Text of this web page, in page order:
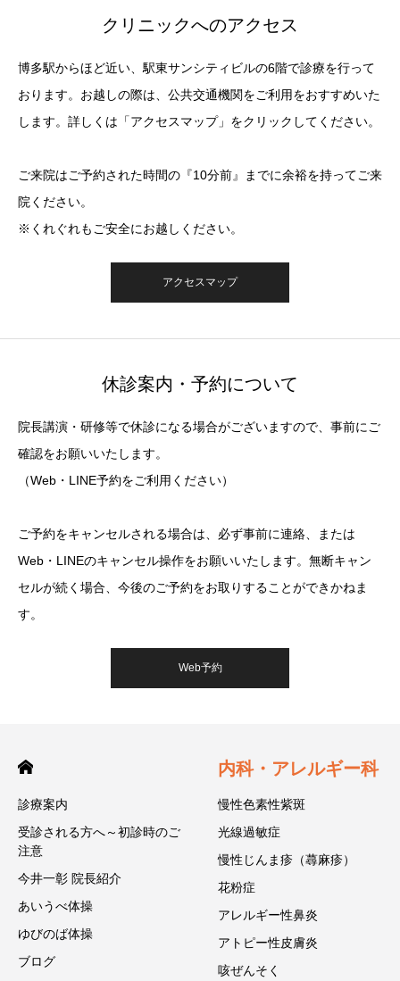
クリニックへのアクセス
博多駅からほど近い、駅東サンシティビルの6階で診療を行って
おります。お越しの際は、公共交通機関をご利用をおすすめいた
します。詳しくは「アクセスマップ」をクリックしてください。
ご来院はご予約された時間の『10分前』までに余裕を持ってご来
院ください。
※くれぐれもご安全にお越しください。
アクセスマップ
休診案内・予約について
院長講演・研修等で休診になる場合がございますので、事前にご
確認をお願いいたします。
（Web・LINE予約をご利用ください）
ご予約をキャンセルされる場合は、必ず事前に連絡、または
Web・LINEのキャンセル操作をお願いいたします。無断キャン
セルが続く場合、今後のご予約をお取りすることができかねま
す。
Web予約
診療案内
受診される方へ～初診時のご
注意
今井一彰 院長紹介
あいうべ体操
ゆびのば体操
ブログ
内科・アレルギー科
慢性色素性紫斑
光線過敏症
慢性じんま疹（蕁麻疹）
花粉症
アレルギー性鼻炎
アトピー性皮膚炎
咳ぜんそく